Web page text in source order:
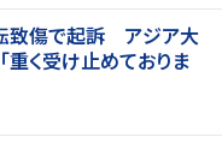
転致傷で起訴 アジア大
く受け止めておりま